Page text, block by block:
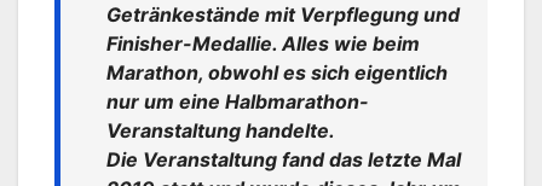
Getränkestände mit Verpflegung und
Finisher-Medallie. Alles wie beim
Marathon, obwohl es sich eigentlich
nur um eine Halbmarathon-
Veranstaltung handelte.
Die Veranstaltung fand das letzte Mal